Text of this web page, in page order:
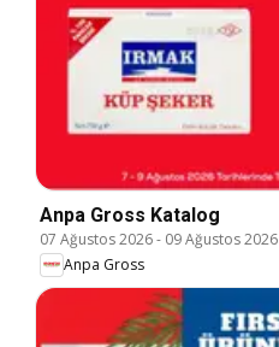
Anpa Gross Katalog
07 Ağustos 2026- 09 Ağustos 2026
Anpa Gross